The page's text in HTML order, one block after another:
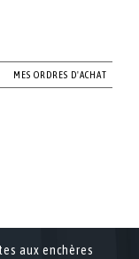
MES ORDRES D'ACHAT